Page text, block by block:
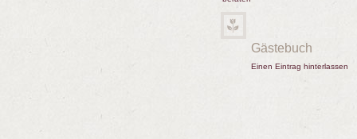
Gästebuch
Einen Eintrag hinterlassen